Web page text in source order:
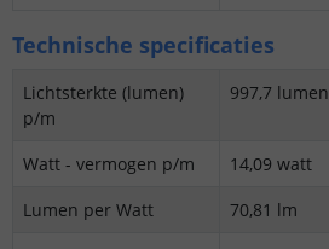
Technische specificaties
Lichtsterkte (lumen)
p/m
997,7 lumen
Watt - vermogen p/m
14,09 watt
Lumen per Watt
70,81 lm